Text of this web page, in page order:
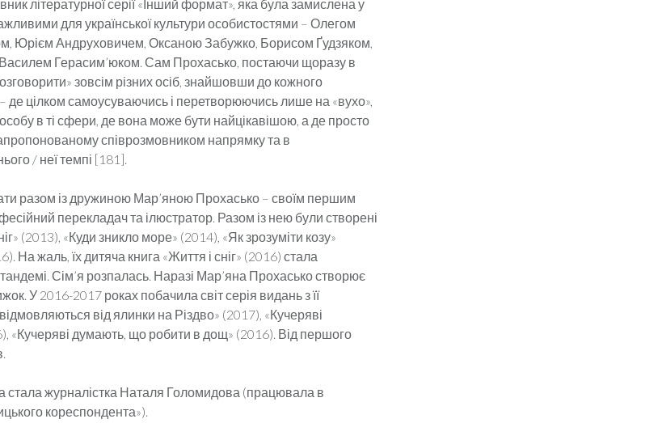
літературної серії «Інший формат», яка була замислена у
для української культури особистостями – Олегом
Юрієм Андруховичем, Оксаною Забужко, Борисом Ґудзяком,
Герасим’юком. Сам Прохасько, постаючи щоразу в
зовсім різних осіб, знайшовши до кожного
де цілком самоусуваючись і перетворюючись лише на «вухо»,
в ті сфери, де вона може бути найцікавішою, а де просто
співрозмовником напрямку та в
/ неї темпі [181].
разом із дружиною Мар’яною Прохасько – своїм першим
перекладач та ілюстратор. Разом із нею були створені
(2013), «Куди зникло море» (2014), «Як зрозуміти козу»
На жаль, їх дитяча книга «Життя і сніг» (2016) стала
Сім’я розпалась. Наразі Мар’яна Прохасько створює
У 2016-2017 роках побачила світ серія видань з її
від ялинки на Різдво» (2017), «Кучеряві
«Кучеряві думають, що робити в дощ» (2016). Від першого
журналістка Наталя Голомидова (працювала в
кореспондента»).